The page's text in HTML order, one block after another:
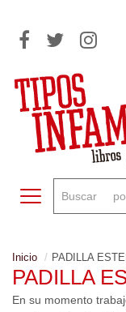
Toggle navigation
Inicio PADILLA
PADILLA
En su momento